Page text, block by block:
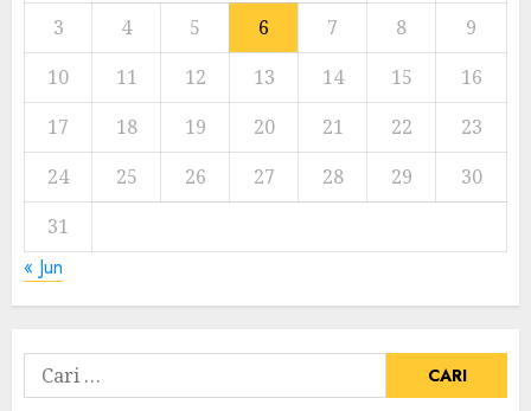
3 4 5 6 7 8
9
10
11 12 13 14 15
16
17
18 19 20 21 22
23
24
25 26 27 28 29
30
31
« Jun
Cari
untuk: